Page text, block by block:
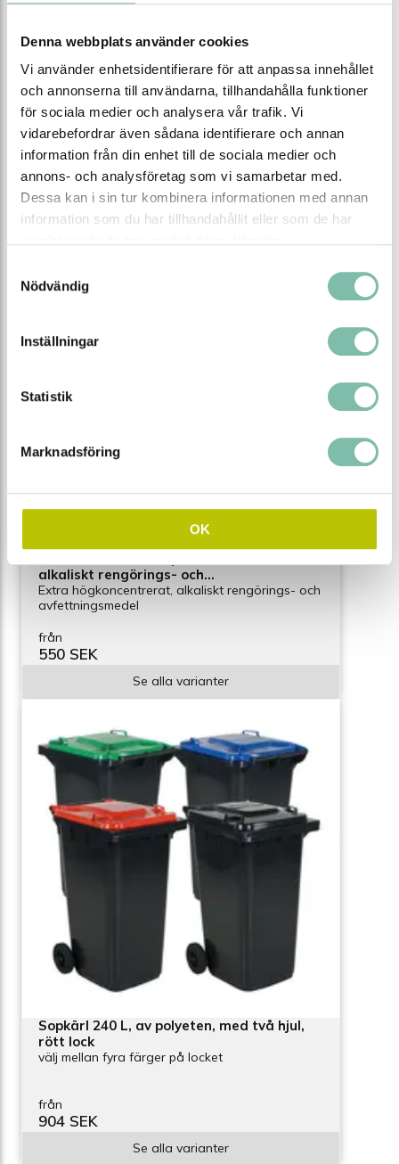
Denna webbplats använder cookies
Vi använder enhetsidentifierare för att anpassa innehållet
och annonserna till användarna, tillhandahålla funktioner
för sociala medier och analysera vår trafik. Vi
vidarebefordrar även sådana identifierare och annan
information från din enhet till de sociala medier och
annons- och analysföretag som vi samarbetar med.
Dessa kan i sin tur kombinera informationen med annan
information som du har tillhandahållit eller som de har
Nödvändig
Inställningar
Statistik
Marknadsföring
OK
Tipsa Ring oss Maila oss
Ladda ner produktblad
Relaterade produkter
alkaliskt rengörings- och
avfettningsmedel
Extra högkoncentrerat, alkaliskt rengörings- och
avfettningsmedel
från
550 SEK
Se alla varianter
Sopkärl 240 L, av polyeten, med två hjul,
rött lock
välj mellan fyra färger på locket
från
904 SEK
Se alla varianter